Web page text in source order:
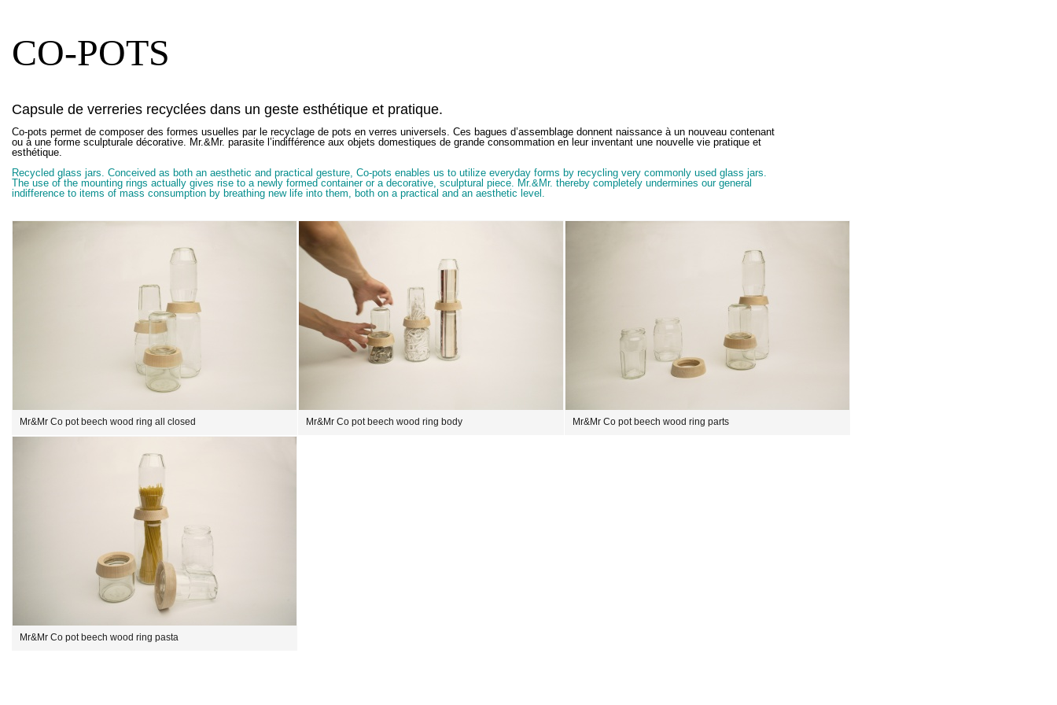
CO-POTS
Capsule de verreries recyclées dans un geste esthétique et pratique.
Co-pots permet de composer des formes usuelles par le recyclage de pots en verres universels. Ces bagues d’assemblage donnent naissance à un nouveau contenant
ou à une forme sculpturale décorative. Mr.&Mr. parasite l’indifférence aux objets domestiques de grande consommation en leur inventant une nouvelle vie pratique et
esthétique.
Recycled glass jars. Conceived as both an aesthetic and practical gesture, Co-pots enables us to utilize everyday forms by recycling very commonly used glass jars.
The use of the mounting rings actually gives rise to a newly formed container or a decorative, sculptural piece. Mr.&Mr. thereby completely undermines our general
indifference to items of mass consumption by breathing new life into them, both on a practical and an aesthetic level.
Mr&Mr Co pot beech wood ring all closed Mr&Mr Co pot beech wood ring body Mr&Mr Co pot beech wood ring parts
Mr&Mr Co pot beech wood ring pasta